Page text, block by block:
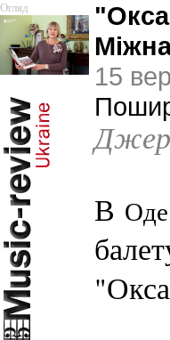
Огляд
15
В